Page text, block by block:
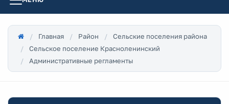
Главная Район
Сельские поселения района
Сельское поселение Красноленинский
Административные регламенты